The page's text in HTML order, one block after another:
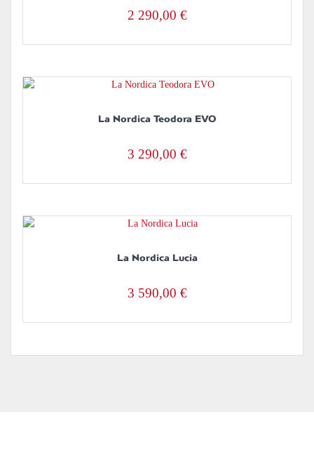
2 290,00 €
La Nordica Teodora EVO
3 290,00 €
La Nordica Lucia
3 590,00 €